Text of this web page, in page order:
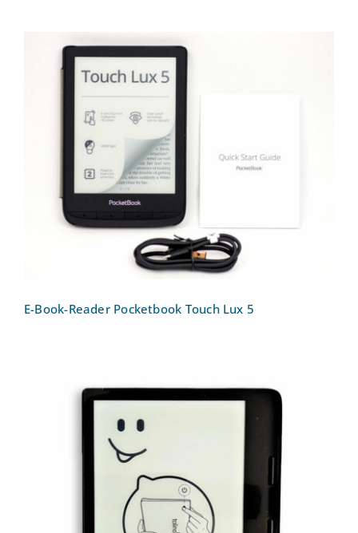
E-Book-Reader Pocketbook Touch Lux 5
E-Book-Reader Pocketbook Touch Lux 5
E-Book-Reader Tolino epos 3